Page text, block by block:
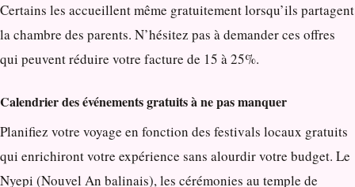
Certains les accueillent même gratuitement lorsqu’ils partagent
la chambre des parents. N’hésitez pas à demander ces offres
qui peuvent réduire votre facture de 15 à 25%.
Calendrier des événements gratuits à ne pas manquer
Planifiez votre voyage en fonction des festivals locaux gratuits
qui enrichiront votre expérience sans alourdir votre budget. Le
Nyepi (Nouvel An balinais), les cérémonies au temple de